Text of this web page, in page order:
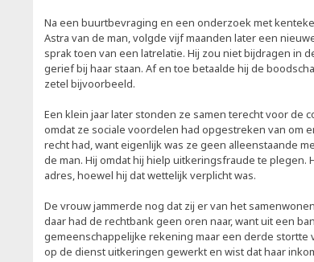
Na een buurtbevraging en een onderzoek met
Astra van de man, volgde vijf maanden later een
sprak toen van een latrelatie. Hij zou niet bijdragen in
gerief bij haar staan. Af en toe betaalde hij de
zetel bijvoorbeeld.
Een klein jaar later stonden ze samen terecht voor de
omdat ze sociale voordelen had opgestreken van om
recht had, want eigenlijk was ze geen alleenstaande
de man. Hij omdat hij hielp uitkeringsfraude te plegen.
adres, hoewel hij dat wettelijk verplicht was.
De vrouw jammerde nog dat zij er van het
daar had de rechtbank geen oren naar, want uit een
gemeenschappelijke rekening maar een derde stortte
op de dienst uitkeringen gewerkt en wist dat haar